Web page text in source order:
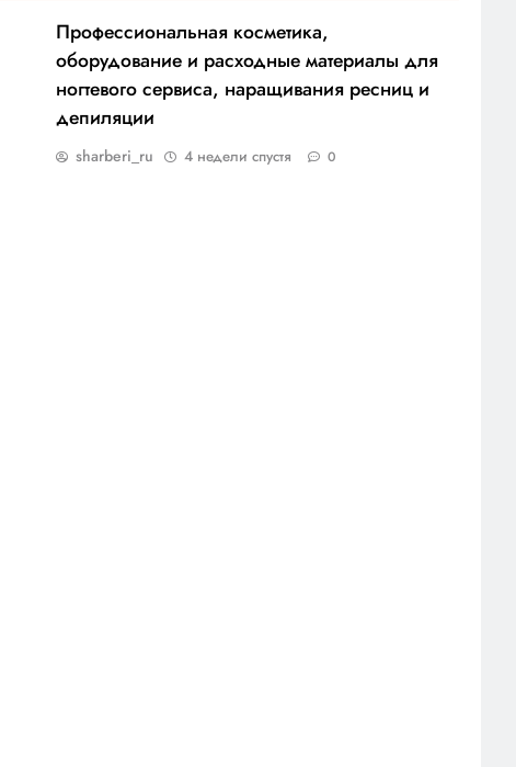
Профессиональная косметика,
оборудование и расходные материалы для
ногтевого сервиса, наращивания ресниц и
депиляции
sharberi_ru 4 недели спустя 0